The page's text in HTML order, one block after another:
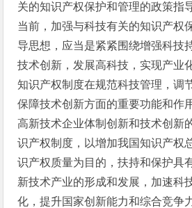
关的知识产权保护和管理的政策指
当前，加强与科技有关的知识产权
导思想，应当是紧紧围绕增强科技
技术创新，发展高科技，实现产业
知识产权制度在规范科技管理，调
保障技术创新方面的重要功能和作
高新技术企业体制创新和技术创新
识产权制度，以增加我国知识产权
识产权质量为目的，扶持和保护具
新技术产业的形成和发展，加速科
化，提升国家创新能力和综合竞争